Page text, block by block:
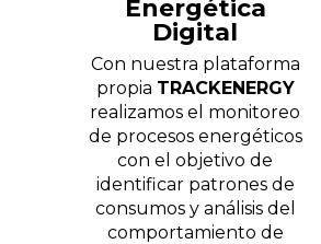
Energética
Digital
Con nuestra plataforma
propia TRACKENERGY
realizamos el monitoreo
de procesos energéticos
con el objetivo de
identificar patrones de
consumos y análisis del
comportamiento de